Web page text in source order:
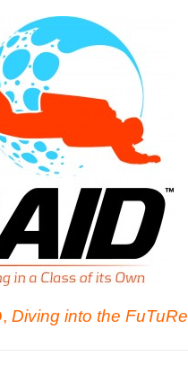
Diving into the FuTuRe